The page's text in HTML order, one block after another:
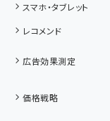
スマホ・タブレット
レコメンド
広告効果測定
価格戦略